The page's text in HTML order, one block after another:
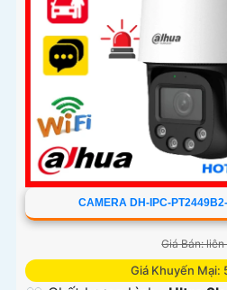
CAMERA DH-IPC-
Giá Bán: liên
Giá Khuyến Mại: